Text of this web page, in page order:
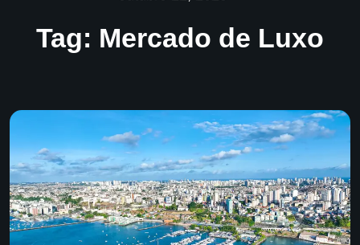
Tag: Mercado de Luxo